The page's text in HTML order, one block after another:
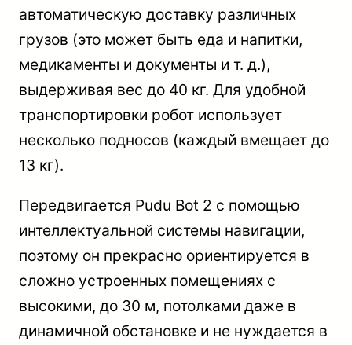
автоматическую доставку различных
грузов (это может быть еда и напитки,
медикаменты и документы и т. д.),
выдерживая вес до 40 кг. Для удобной
транспортировки робот использует
несколько подносов (каждый вмещает до
13 кг).
Передвигается Pudu Bot 2 с помощью
интеллектуальной системы навигации,
поэтому он прекрасно ориентируется в
сложно устроенных помещениях с
высокими, до 30 м, потолками даже в
динамичной обстановке и не нуждается в